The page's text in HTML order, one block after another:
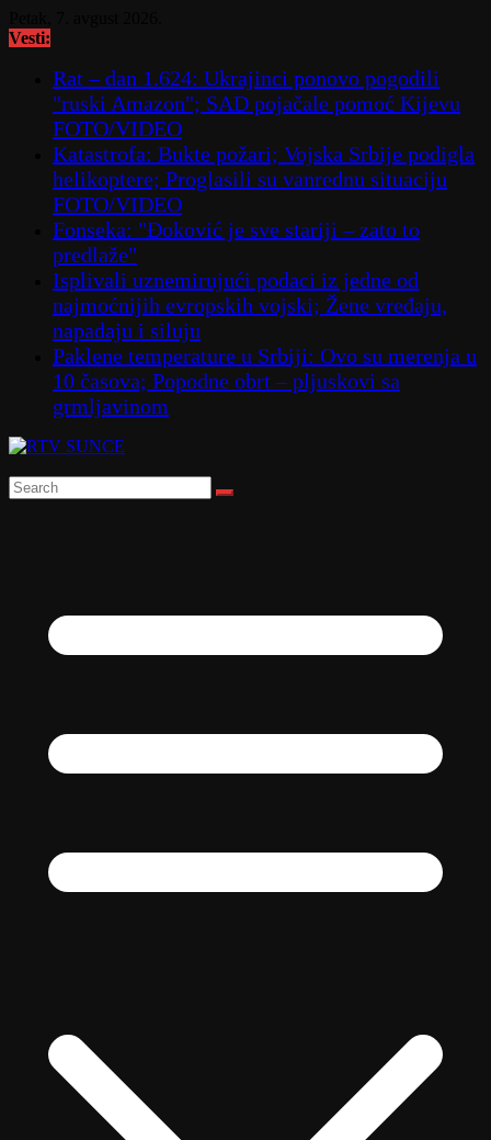
to
Vesti:
Rat – dan 1.624: Ukrajinci ponovo pogodili
"ruski Amazon"; SAD pojačale pomoć Kijevu
FOTO/VIDEO
Katastrofa: Bukte požari; Vojska Srbije podigla
helikoptere; Proglasili su vanrednu situaciju
FOTO/VIDEO
Fonseka: "Đoković je sve stariji – zato to
predlaže"
Isplivali uznemirujući podaci iz jedne od
najmoćnijih evropskih vojski; Žene vređaju,
napadaju i siluju
Paklene temperature u Srbiji: Ovo su merenja u
10 časova; Popodne obrt – pljuskovi sa
grmljavinom